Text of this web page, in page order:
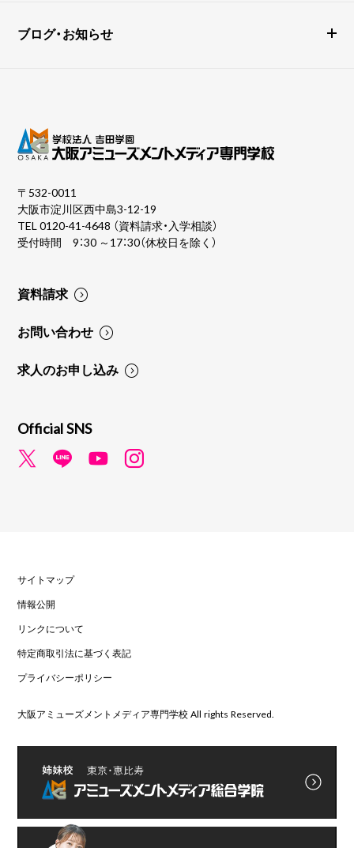
ブログ・お知らせ
〒532-0011
大阪市淀川区西中島3-12-19
TEL0120-41-4648 （資料請求・入学相談）
受付時間 9：30 ～17：30（休校日を除く）
資料請求
お問い合わせ
求人のお申し込み
Official SNS
サイトマップ
情報公開
リンクについて
特定商取引法に基づく表記
プライバシーポリシー
大阪アミューズメントメディア専門学校 All rights Reserved.